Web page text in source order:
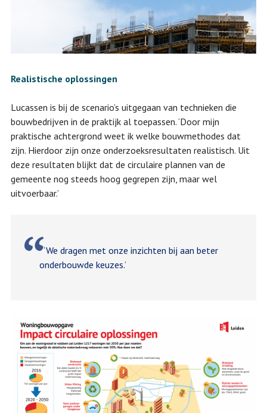
Realistische oplossingen
Lucassen is bij de scenario’s uitgegaan van technieken die
bouwbedrijven in de praktijk al toepassen. ‘Door mijn
praktische achtergrond weet ik welke bouwmethodes dat
zijn. Hierdoor zijn onze onderzoeksresultaten realistisch. Uit
deze resultaten blijkt dat de circulaire plannen van de
gemeente nog steeds hoog gegrepen zijn, maar wel
uitvoerbaar.’
‘We dragen met onze inzichten bij aan beter
onderbouwde keuzes.’